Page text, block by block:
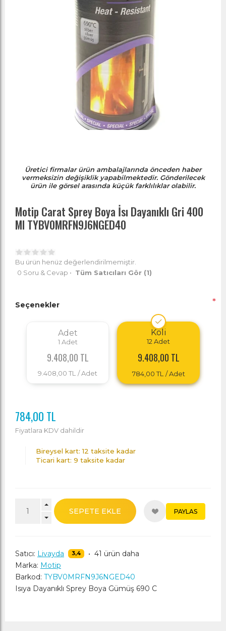
Üretici firmalar ürün ambalajlarında önceden haber
vermeksizin değişiklik yapabilmektedir. Gönderilecek
ürün ile görsel arasında küçük farklılıklar olabilir.
Motip Carat Sprey Boya İsı Dayanıklı Gri 400
Ml TYBV0MRFN9J6NGED40
Bu ürün henüz değerlendirilmemiştir.
0 Soru & Cevap • Tüm Satıcıları Gör (1)
Seçenekler *
Adet
1 Adet
9.408,00 TL
9.408,00 TL / Adet
Koli
12 Adet
9.408,00 TL
784,00 TL / Adet
784,00 TL
Fiyatlara KDV dahildir
Bireysel kart: 12 taksite kadar
Ticari kart: 9 taksite kadar
SEPETE EKLE PAYLAS
Satıcı: Livayda 3,4 • 41 ürün daha
Marka: Motip
Barkod: TYBV0MRFN9J6NGED40
Isıya Dayanıklı Sprey Boya Gümüş 690 C